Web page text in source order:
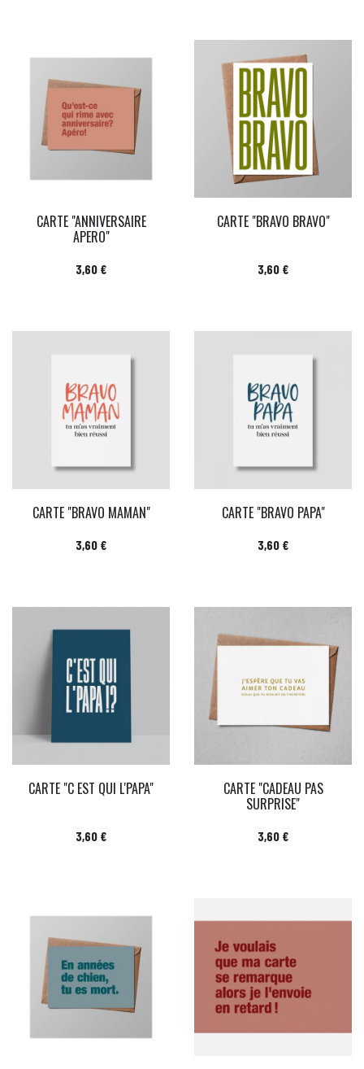
CARTE "ANNIVERSAIRE
APERO"
Prix
3,60 €
CARTE "BRAVO BRAVO"
Prix
3,60 €
CARTE "BRAVO MAMAN"
Prix
3,60 €
CARTE "BRAVO PAPA"
Prix
3,60 €
CARTE "C EST QUI L'PAPA"
Prix
3,60 €
CARTE "CADEAU PAS
SURPRISE"
Prix
3,60 €